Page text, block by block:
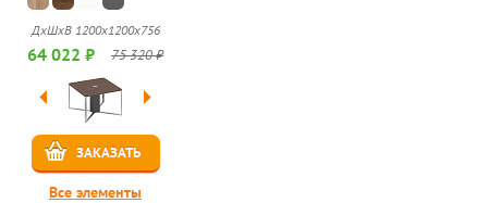
ДхШхВ 1200x1200x756
64 022 ₽ 75 320 ₽
ЗАКАЗАТЬ
Все элементы